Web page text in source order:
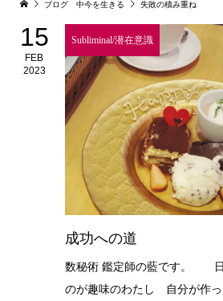
ブログ 中今を生きる 失敗の積み重ね
15
FEB
2023
Subliminal/潜在意識
成功への道
数秘術 鑑定師の藍です。 日
のが趣味のわたし 自分が作っ